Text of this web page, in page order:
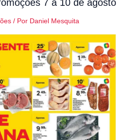
7 a 10 de agosto
/ Por Daniel Mesquita